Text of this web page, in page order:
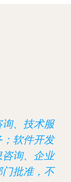
、技术服
软件开发
询、企业
批准，不